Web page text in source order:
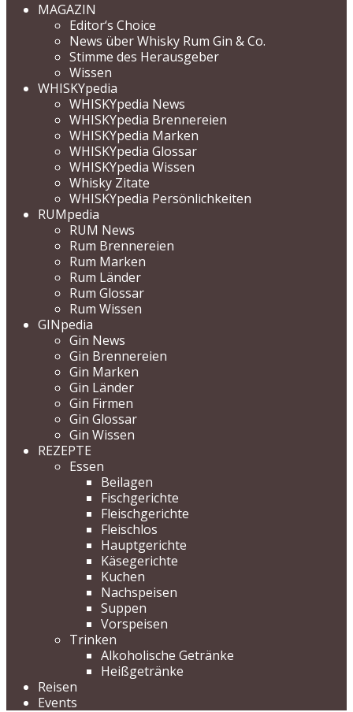
MAGAZIN
Editor‘s Choice
News über Whisky Rum Gin & Co.
Stimme des Herausgeber
Wissen
WHISKYpedia
WHISKYpedia News
WHISKYpedia Brennereien
WHISKYpedia Marken
WHISKYpedia Glossar
WHISKYpedia Wissen
Whisky Zitate
WHISKYpedia Persönlichkeiten
RUMpedia
RUM News
Rum Brennereien
Rum Marken
Rum Länder
Rum Glossar
Rum Wissen
GINpedia
Gin News
Gin Brennereien
Gin Marken
Gin Länder
Gin Firmen
Gin Glossar
Gin Wissen
REZEPTE
Essen
Beilagen
Fischgerichte
Fleischgerichte
Fleischlos
Hauptgerichte
Käsegerichte
Kuchen
Nachspeisen
Suppen
Vorspeisen
Trinken
Alkoholische Getränke
Heißgetränke
Reisen
Events